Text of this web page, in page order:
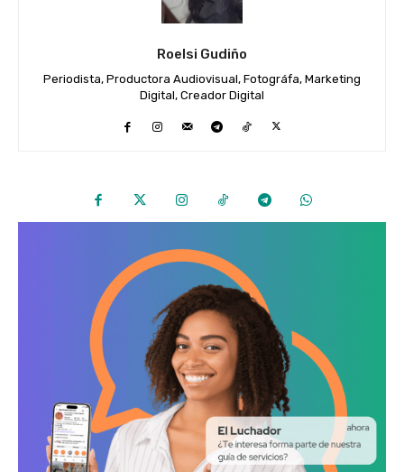
Roelsi Gudiño
Periodista, Productora Audiovisual, Fotográfa, Marketing
Digital, Creador Digital